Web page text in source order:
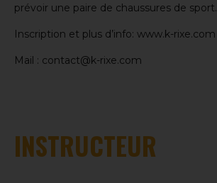
prévoir une paire de chaussures de sport.
Inscription et plus d’info: www.k-rixe.com
Mail : contact@k-rixe.com
INSTRUCTEUR